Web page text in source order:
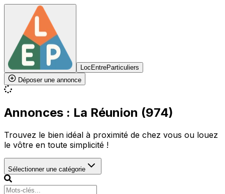
LocEntreParticuliers
Déposer une annonce
Annonces : La Réunion (974)
Trouvez le bien idéal à proximité de chez vous ou louez
le vôtre en toute simplicité !
Sélectionner une catégorie